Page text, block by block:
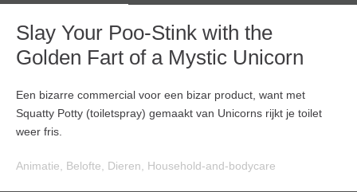
Slay Your Poo-Stink with the
Golden Fart of a Mystic Unicorn
Een bizarre commercial voor een bizar product, want met
Squatty Potty (toiletspray) gemaakt van Unicorns rijkt je toilet
weer fris.
Animatie Belofte Dieren Household-and-bodycare